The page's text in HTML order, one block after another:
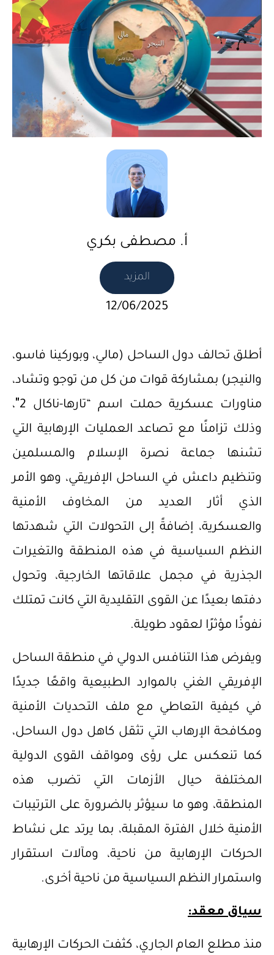
أ. مصطفى بكري
المزيد
12/06/2025
أطلق تحالف دول الساحل (مالي، وبوركينا فاسو،
والنيجر) بمشاركة قوات من كل من توجو وتشاد،
مناورات عسكرية حملت اسم “تارها-ناكال 2″،
وذلك تزامنًا مع تصاعد العمليات الإرهابية التي
تشنها جماعة نصرة الإسلام والمسلمين
وتنظيم داعش في الساحل الإفريقي، وهو الأمر
الذي أثار العديد من المخاوف الأمنية
والعسكرية، إضافةً إلى التحولات التي شهدتها
النظم السياسية في هذه المنطقة والتغيرات
الجذرية في مجمل علاقاتها الخارجية، وتحول
دفتها بعيدًا عن القوى التقليدية التي كانت تمتلك
نفوذًا مؤثرًا لعقود طويلة.
ويفرض هذا التنافس الدولي في منطقة الساحل
الإفريقي الغني بالموارد الطبيعية واقعًا جديدًا
في كيفية التعاطي مع ملف التحديات الأمنية
ومكافحة الإرهاب التي تثقل كاهل دول الساحل،
كما تنعكس على رؤى ومواقف القوى الدولية
المختلفة حيال الأزمات التي تضرب هذه
المنطقة، وهو ما سيؤثر بالضرورة على الترتيبات
الأمنية خلال الفترة المقبلة، بما يرتد على نشاط
الحركات الإرهابية من ناحية، ومآلات استقرار
واستمرار النظم السياسية من ناحية أخرى.
سياق معقد:
منذ مطلع العام الجاري، كثفت الحركات الإرهابية